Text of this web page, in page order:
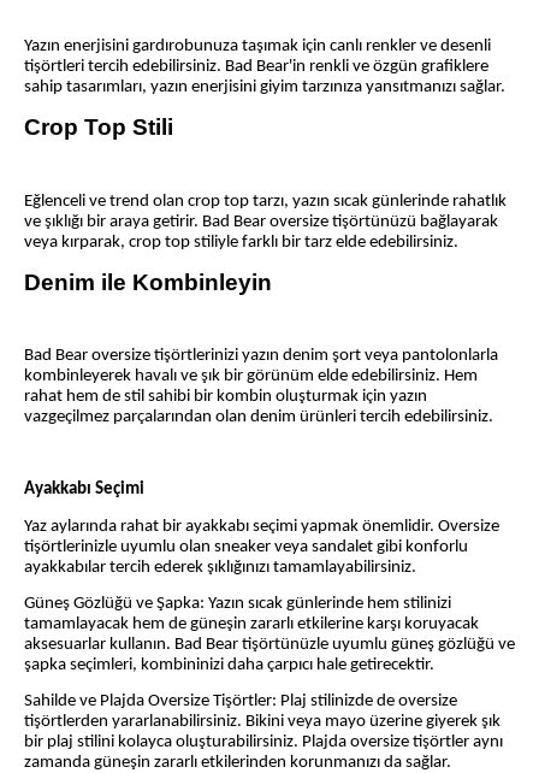
Yazın enerjisini gardırobunuza taşımak için canlı renkler ve desenli
tişörtleri tercih edebilirsiniz. Bad Bear'in renkli ve özgün grafiklere
sahip tasarımları, yazın enerjisini giyim tarzınıza yansıtmanızı sağlar.
Crop Top Stili
Eğlenceli ve trend olan crop top tarzı, yazın sıcak günlerinde rahatlık
ve şıklığı bir araya getirir. Bad Bear oversize tişörtünüzü bağlayarak
veya kırparak, crop top stiliyle farklı bir tarz elde edebilirsiniz.
Denim ile Kombinleyin
Bad Bear oversize tişörtlerinizi yazın denim şort veya pantolonlarla
kombinleyerek havalı ve şık bir görünüm elde edebilirsiniz. Hem
rahat hem de stil sahibi bir kombin oluşturmak için yazın
vazgeçilmez parçalarından olan denim ürünleri tercih edebilirsiniz.
Ayakkabı Seçimi
Yaz aylarında rahat bir ayakkabı seçimi yapmak önemlidir. Oversize
tişörtlerinizle uyumlu olan sneaker veya sandalet gibi konforlu
ayakkabılar tercih ederek şıklığınızı tamamlayabilirsiniz.
Güneş Gözlüğü ve Şapka: Yazın sıcak günlerinde hem stilinizi
tamamlayacak hem de güneşin zararlı etkilerine karşı koruyacak
aksesuarlar kullanın. Bad Bear tişörtünüzle uyumlu güneş gözlüğü ve
şapka seçimleri, kombininizi daha çarpıcı hale getirecektir.
Sahilde ve Plajda Oversize Tişörtler: Plaj stilinizde de oversize
tişörtlerden yararlanabilirsiniz. Bikini veya mayo üzerine giyerek şık
bir plaj stilini kolayca oluşturabilirsiniz. Plajda oversize tişörtler aynı
zamanda güneşin zararlı etkilerinden korunmanızı da sağlar.